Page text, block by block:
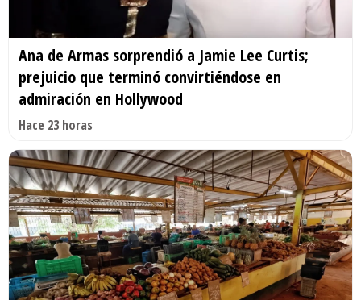
Ana de Armas sorprendió a Jamie Lee Curtis;
prejuicio que terminó convirtiéndose en
admiración en Hollywood
Hace 23 horas